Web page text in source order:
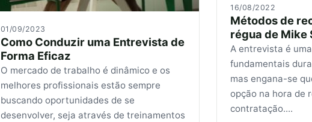
01/09/2023
Como Conduzir uma Entrevista de
Forma Eficaz
O mercado de trabalho é dinâmico e os
melhores profissionais estão sempre
buscando oportunidades de se
desenvolver, seja através de treinamentos
16/08/2022
Métodos de
régua de Mike
A entrevista é
fundamentais
mas engana-se
opção na hora de
contratação....